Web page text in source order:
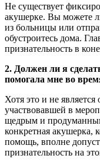
Не существует
акушерке. Вы можете
из больницы или
обустроитесь дома.
признательность в
2. Должен ли я
помогала мне во
Хотя это и не
участвовавшей в
щедрым и
конкретная акушерка,
помощь, вполне
признательность на